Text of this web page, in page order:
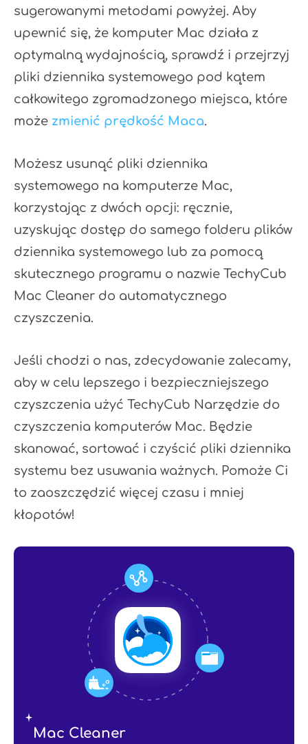
sugerowanymi metodami powyżej. Aby
upewnić się, że komputer Mac działa z
optymalną wydajnością, sprawdź i przejrzyj
pliki dziennika systemowego pod kątem
całkowitego zgromadzonego miejsca, które
może zmienić prędkość Maca.
Możesz usunąć pliki dziennika
systemowego na komputerze Mac,
korzystając z dwóch opcji: ręcznie,
uzyskując dostęp do samego folderu plików
dziennika systemowego lub za pomocą
skutecznego programu o nazwie TechyCub
Mac Cleaner do automatycznego
czyszczenia.
Jeśli chodzi o nas, zdecydowanie zalecamy,
aby w celu lepszego i bezpieczniejszego
czyszczenia użyć TechyCub Narzędzie do
czyszczenia komputerów Mac. Będzie
skanować, sortować i czyścić pliki dziennika
systemu bez usuwania ważnych. Pomoże Ci
to zaoszczędzić więcej czasu i mniej
kłopotów!
Mac Cleaner